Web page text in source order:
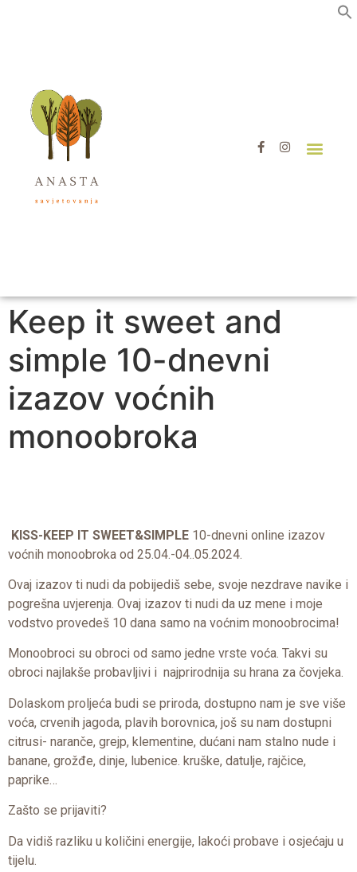
Keep it sweet and
simple 10-dnevni
izazov voćnih
monoobroka
KISS-KEEP IT SWEET&SIMPLE 10-dnevni online izazov
voćnih monoobroka od 25.04.-04..05.2024.
Ovaj izazov ti nudi da pobijediš sebe, svoje nezdrave navike i
pogrešna uvjerenja. Ovaj izazov ti nudi da uz mene i moje
vodstvo provedeš 10 dana samo na voćnim monoobrocima!
Monoobroci su obroci od samo jedne vrste voća. Takvi su
obroci najlakše probavljivi i najprirodnija su hrana za čovjeka.
Dolaskom proljeća budi se priroda, dostupno nam je sve više
voća, crvenih jagoda, plavih borovnica, još su nam dostupni
citrusi- naranče, grejp, klementine, dućani nam stalno nude i
banane, grožđe, dinje, lubenice. kruške, datulje, rajčice,
paprike…
Zašto se prijaviti?
Da vidiš razliku u količini energije, lakoći probave i osjećaju u
tijelu.